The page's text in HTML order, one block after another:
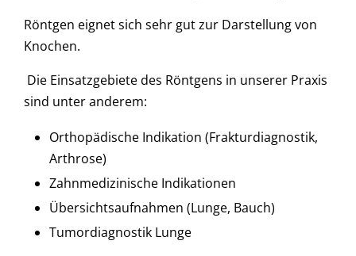
Röntgen eignet sich sehr gut zur Darstellung von
Knochen.
Die Einsatzgebiete des Röntgens in unserer Praxis
sind unter anderem:
Orthopädische Indikation (Frakturdiagnostik,
Arthrose)
Zahnmedizinische Indikationen
Übersichtsaufnahmen (Lunge, Bauch)
Tumordiagnostik Lunge